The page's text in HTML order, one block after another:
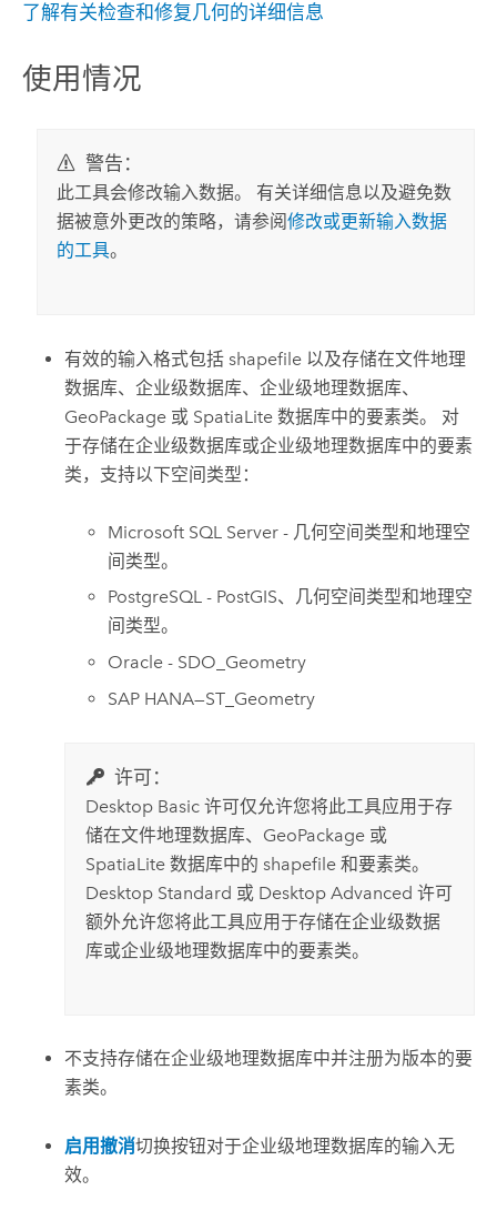
了解有关检查和修复几何的详细信息
使用情况
警告：
此工具会修改输入数据。 有关详细信息以及避免数
据被意外更改的策略，请参阅修改或更新输入数据
的工具。
有效的输入格式包括 shapefile 以及存储在文件地理
数据库、企业级数据库、企业级地理数据库、
GeoPackage 或 SpatiaLite 数据库中的要素类。 对
于存储在企业级数据库或企业级地理数据库中的要素
类，支持以下空间类型：
Microsoft SQL Server - 几何空间类型和地理空
间类型。
PostgreSQL - PostGIS、几何空间类型和地理空
间类型。
Oracle - SDO_Geometry
SAP HANA—ST_Geometry
许可：
Desktop Basic许可仅允许您将此工具应用于存
储在文件地理数据库、GeoPackage 或
SpatiaLite 数据库中的 shapefile 和要素类。
Desktop Standard 或 Desktop Advanced 许可
额外允许您将此工具应用于存储在企业级数据
库或企业级地理数据库中的要素类。
不支持存储在企业级地理数据库中并注册为版本的要
素类。
启用撤消切换按钮对于企业级地理数据库的输入无
效。